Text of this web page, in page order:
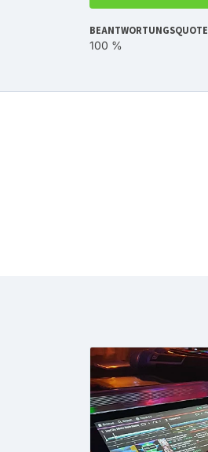
BEANTWORTUNGSQUOTE
100 %